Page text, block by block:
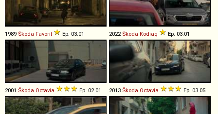
1989 Škoda Favorit Ep. 03.01 2022 Škoda Kodiaq Ep. 03.01
2001 Škoda Octavia Ep. 02.01 2013 Škoda Octavia Ep. 03.05